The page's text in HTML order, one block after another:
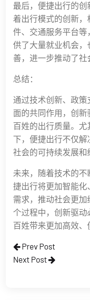
最后，便捷出行的
着出行模式的创新
件、交通服务平台
供了大量就业机会
善，进一步推动了社
总结：
通过技术创新、政
面的共同作用，创
百姓的出行质量。
下，便捷出行不仅
社会的可持续发展和
未来，随着技术的
捷出行将更加智能
需求，推动社会更
个过程中，创新驱
百姓带来更加高效、
Prev Post
Next Post